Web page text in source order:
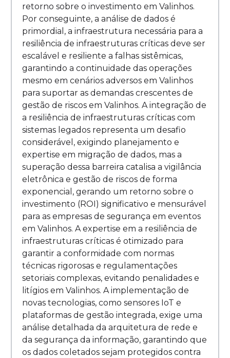
retorno sobre o investimento em Valinhos.
Por conseguinte, a análise de dados é
primordial, a infraestrutura necessária para a
resiliência de infraestruturas críticas deve ser
escalável e resiliente a falhas sistêmicas,
garantindo a continuidade das operações
mesmo em cenários adversos em Valinhos
para suportar as demandas crescentes de
gestão de riscos em Valinhos. A integração de
a resiliência de infraestruturas críticas com
sistemas legados representa um desafio
considerável, exigindo planejamento e
expertise em migração de dados, mas a
superação dessa barreira catalisa a vigilância
eletrônica e gestão de riscos de forma
exponencial, gerando um retorno sobre o
investimento (ROI) significativo e mensurável
para as empresas de segurança em eventos
em Valinhos. A expertise em a resiliência de
infraestruturas críticas é otimizado para
garantir a conformidade com normas
técnicas rigorosas e regulamentações
setoriais complexas, evitando penalidades e
litígios em Valinhos. A implementação de
novas tecnologias, como sensores IoT e
plataformas de gestão integrada, exige uma
análise detalhada da arquitetura de rede e
da segurança da informação, garantindo que
os dados coletados sejam protegidos contra